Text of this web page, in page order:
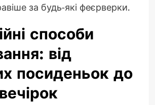
за будь-які феєрверки.
способи
від
посиденьок до